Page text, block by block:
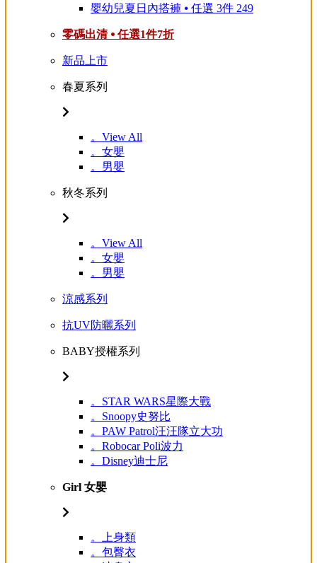
嬰幼兒夏日內搭褲 ⦁ 任選 3件 249
零碼出清 ⦁ 任選1件7折
新品上市
春夏系列
。View All
。女嬰
。男嬰
秋冬系列
。View All
。女嬰
。男嬰
涼感系列
抗UV防曬系列
BABY授權系列
。STAR WARS星際大戰
。Snoopy史努比
。PAW Patrol汪汪隊立大功
。Robocar Poli波力
。Disney迪士尼
Girl 女嬰
。上身類
。包臀衣